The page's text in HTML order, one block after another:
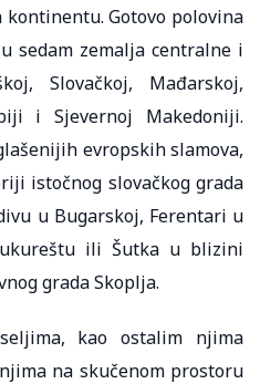
Gotovo polovina
sedam zemalja centralne i
Slovačkoj, Mađarskoj,
i Sjevernoj Makedoniji.
evropskih slamova,
istočnog slovačkog grada
u Bugarskoj, Ferentari u
ili Šutka u blizini
grada Skoplja.
kao ostalim njima
na skučenom prostoru